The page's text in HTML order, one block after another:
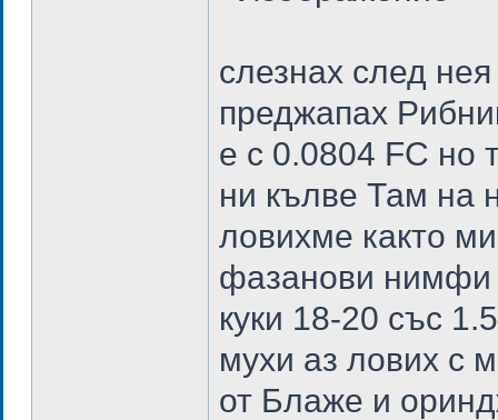
слезнах след
преджапах
е с 0.0804 FC но
ни кълве Там на
ловихме както
фазанови нимфи
куки 18-20 със
мухи аз лових с
от Блаже и